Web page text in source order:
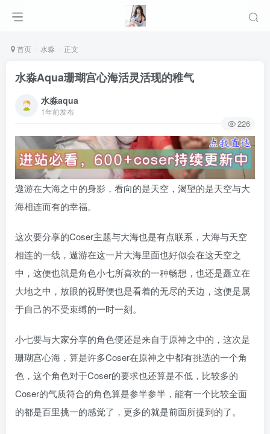
首页 水淼 正文
水淼Aqua珊瑚宫心海活灵活现的稚气
水淼aqua
1年前发布
226
遨游在大海之中的身影，看向的是天空，渴望的是天空与大
海相连而有的幸福。
这次要分享的Coser主题与大海也是有点联系，大海与天空
相连的一线，遨游在这一片大海里面也好似会在这天空之
中，这便也就是角色小七所喜欢的一种畅想，也还是矗立在
大地之中，放眼的视野便也是看着的无尽的天边，这便是属
于自己的不受束缚的一时一刻。
小七要与大家分享的角色便还是来自于原神之中的，这次是
珊瑚宫心海，算是许多Coser在原神之中都有挑选的一个角
色，这个角色对于Coser的要求也还算是不低，比较多的
Coser的气质符合的角色算是参半参半，能有一个比较全面
的都是百里挑一的感觉了，更多的就是前面所提到的了。